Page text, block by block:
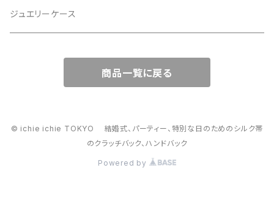
スマホショルダー、サコッシュ
トートーバッグ
コロンとしたハンドバッグ
ミニポーチ
ジュエリーケース
商品一覧に戻る
© ichie ichie TOKYO 結婚式、パーティー、特別な日のためのシルク帯
のクラッチバック、ハンドバック
Powered by